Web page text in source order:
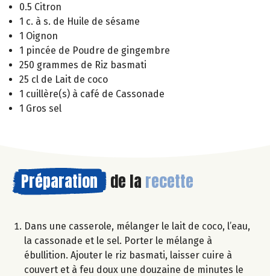
0.5 Citron
1 c. à s. de Huile de sésame
1 Oignon
1 pincée de Poudre de gingembre
250 grammes de Riz basmati
25 cl de Lait de coco
1 cuillère(s) à café de Cassonade
1 Gros sel
Préparation de la recette
Dans une casserole, mélanger le lait de coco, l’eau,
la cassonade et le sel. Porter le mélange à
ébullition. Ajouter le riz basmati, laisser cuire à
couvert et à feu doux une douzaine de minutes le